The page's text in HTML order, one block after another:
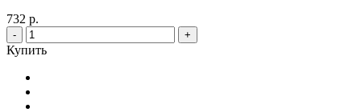
732 р.
- +
Купить